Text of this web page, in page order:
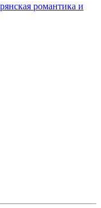
романтика и